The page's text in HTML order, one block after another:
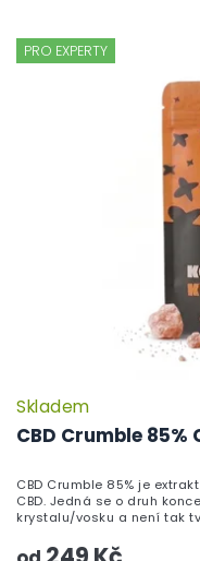
PRO EXPERTY
CBD Crumble 85%
Skladem
CBD Crumble 85% je
CBD. Jedná se o druh
krystalu/vosku a není tak